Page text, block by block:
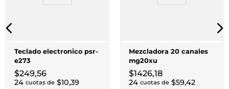
Teclado electronico psr-
e273
$249,56
24 cuotas de $10,39
Mezcladora 20 canales
mg20xu
$1426,18
24 cuotas de $59,42